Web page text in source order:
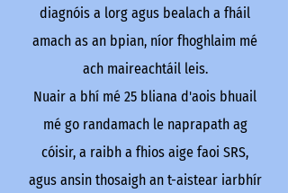
Google
dtús na
vlogs ar
faoin ngrúpa
faoiseamh
comhbhách
diagnóis a lorg agus bealach a fháil
amach as an bpian, níor fhoghlaim mé
ach maireachtáil leis.
Nuair a bhí mé 25 bliana d'aois bhuail
mé go randamach le naprapath ag
cóisir, a raibh a fhios aige faoi SRS,
agus ansin thosaigh an t-aistear iarbhír